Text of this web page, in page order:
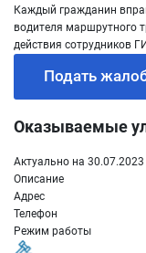
Каждый гражданин
водителя маршрутного
действия сотрудников
Подать
Оказываемые
Актуально на 30.07.2023
Описание
Адрес
Телефон
Режим работы